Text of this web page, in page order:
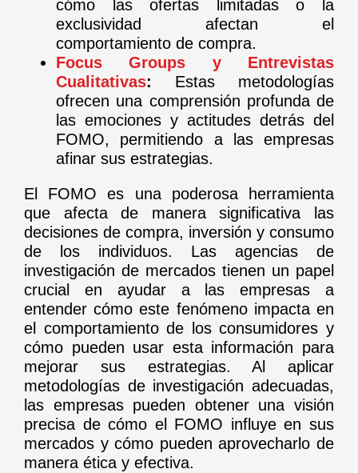
cómo las ofertas limitadas o la
exclusividad afectan el
comportamiento de compra.
Focus Groups y Entrevistas
Cualitativas: Estas metodologías
ofrecen una comprensión profunda de
las emociones y actitudes detrás del
FOMO, permitiendo a las empresas
afinar sus estrategias.
El FOMO es una poderosa herramienta
que afecta de manera significativa las
decisiones de compra, inversión y consumo
de los individuos. Las agencias de
investigación de mercados tienen un papel
crucial en ayudar a las empresas a
entender cómo este fenómeno impacta en
el comportamiento de los consumidores y
cómo pueden usar esta información para
mejorar sus estrategias. Al aplicar
metodologías de investigación adecuadas,
las empresas pueden obtener una visión
precisa de cómo el FOMO influye en sus
mercados y cómo pueden aprovecharlo de
manera ética y efectiva.